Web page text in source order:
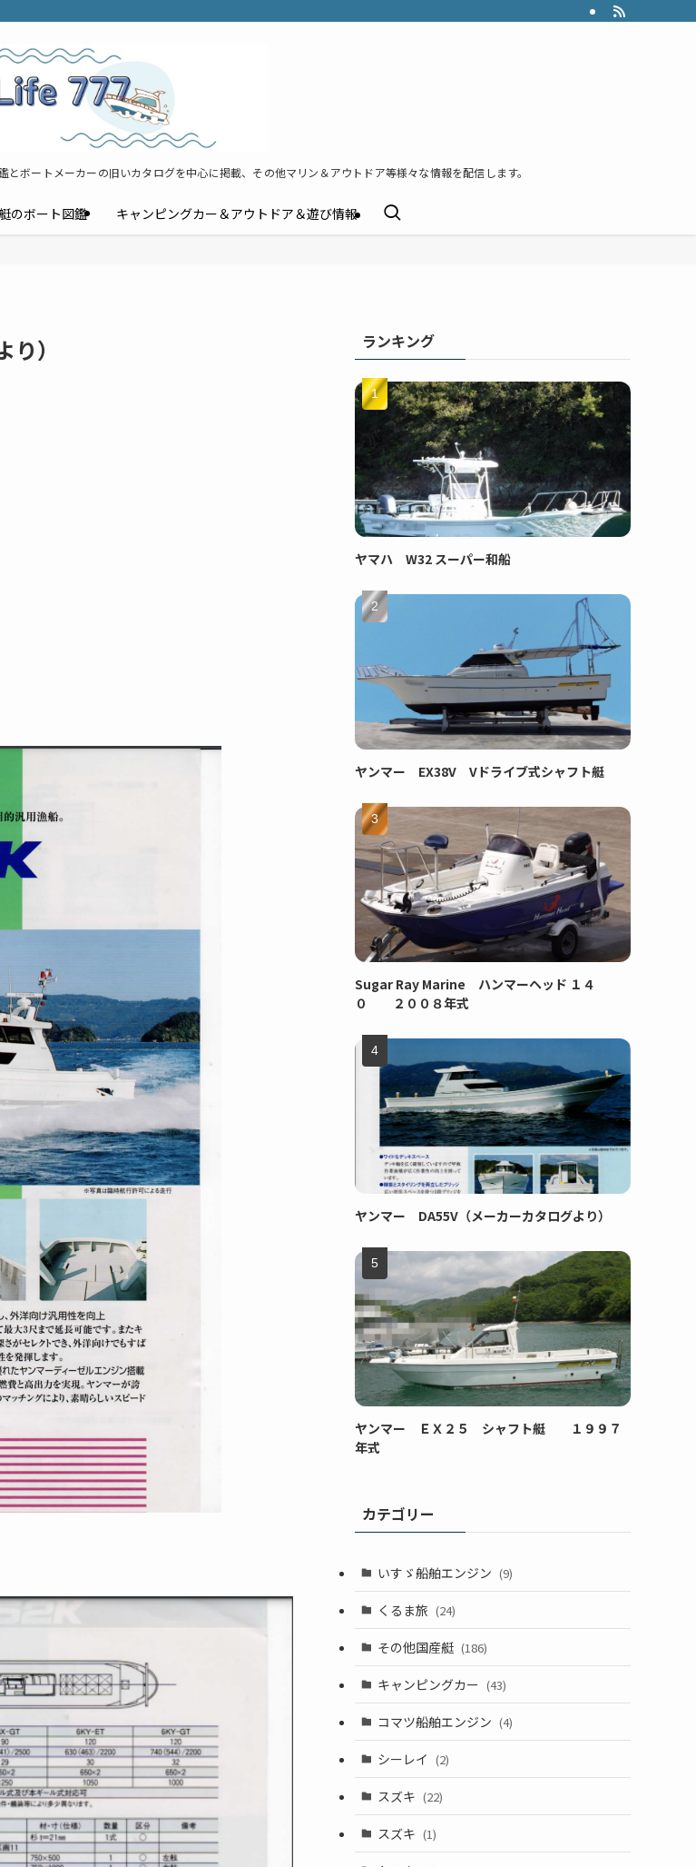
ボートメーカーの旧いカタログを中心に掲載、その他マリン＆アウトドア等様々な情報を配信します。
のボート図鑑 キャンピングカー＆アウトドア＆遊び情報
） ランキング
ヤマハ W32 スーパー和船
ヤンマー EX38V Vドライブ式シャフト艇
Sugar Ray Marine ハンマーヘッド １４
０ ２００８年式
ヤンマー DA55V（メーカーカタログより）
ヤンマー ＥＸ２５ シャフト艇 １９９７
年式
カテゴリー
いすゞ船舶エンジン (9)
くるま旅 (24)
その他国産艇 (186)
キャンピングカー (43)
コマツ船舶エンジン (4)
シーレイ (2)
スズキ (22)
スズキ (1)